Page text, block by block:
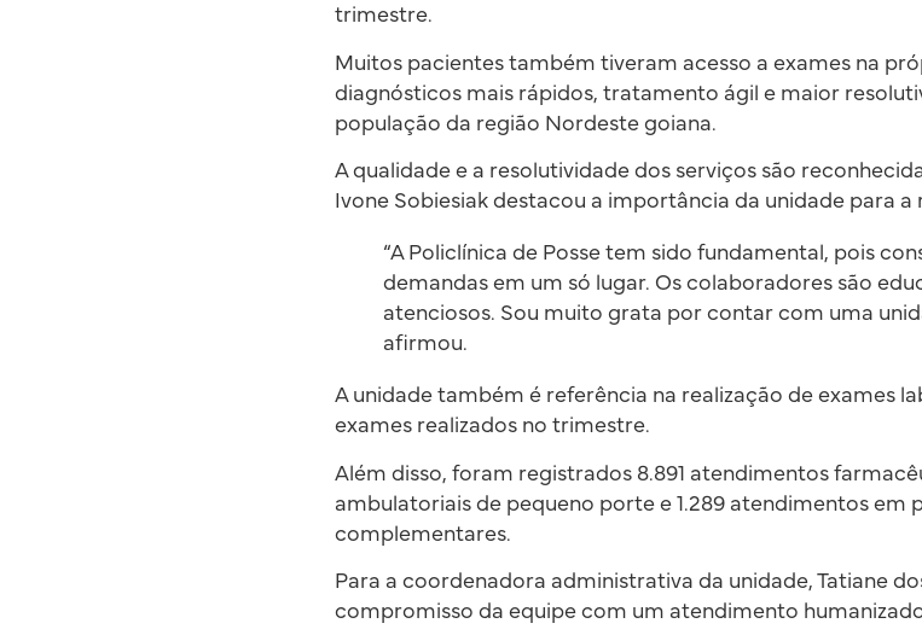
trimestre.
Muitos pacientes também tiveram acesso a exames na
diagnósticos mais rápidos, tratamento ágil e maior
população da região Nordeste goiana.
A qualidade e a resolutividade dos serviços são
Ivone Sobiesiak destacou a importância da unidade para a
“A Policlínica de Posse tem sido fundamental, pois
demandas em um só lugar. Os colaboradores são
atenciosos. Sou muito grata por contar com uma
afirmou.
A unidade também é referência na realização de exames
exames realizados no trimestre.
Além disso, foram registrados 8.891 atendimentos
ambulatoriais de pequeno porte e 1.289 atendimentos em
complementares.
Para a coordenadora administrativa da unidade, Tatiane
compromisso da equipe com um atendimento